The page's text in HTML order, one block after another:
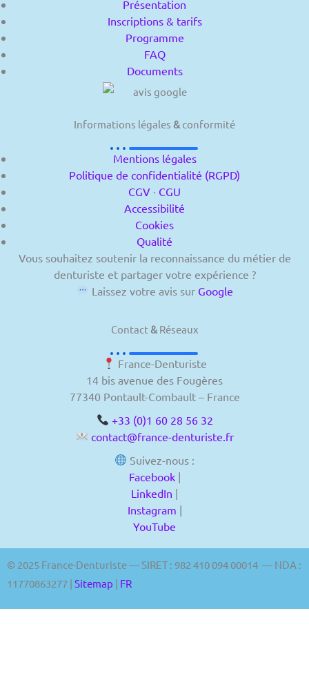
Présentation
Inscriptions & tarifs
Programme
FAQ
Documents
Informations légales & conformité
Mentions légales
Politique de confidentialité (RGPD)
CGV · CGU
Accessibilité
Cookies
Qualité
Vous souhaitez soutenir la reconnaissance du métier de
denturiste et partager votre expérience ?
Laissez votre avis sur Google
Contact&Réseaux
France-Denturiste
14 bis avenue des Fougères
77340 Pontault-Combault – France
+33 (0)1 60 28 56 32
contact@france-denturiste.fr
Suivez-nous :
Facebook|
LinkedIn |
Instagram |
YouTube
© 2025 France-Denturiste — SIRET : 982 410 094 00014 — NDA :
11770863277 | Sitemap | FR